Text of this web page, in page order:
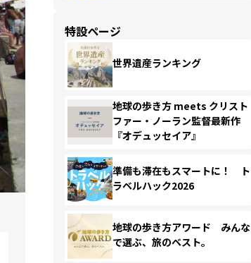
特設ページ
世界遺産ランキング
地球の歩き方 meets クリスト
ファー・ノーラン監督最新作
『オデュッセイア』
準備も滞在もスマートに！ ト
ラベルハック2026
地球の歩き方アワード みんな
で選ぶ、旅のベスト。